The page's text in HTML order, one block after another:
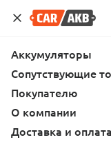
Адреса
1200
Аккумуляторы
Сопутствующие
Покупателю
О компании
Доставка и оплата